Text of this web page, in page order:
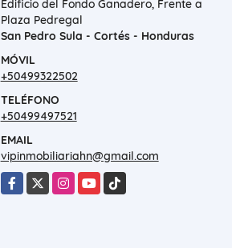
Edificio del Fondo Ganadero, Frente a
Plaza Pedregal
San Pedro Sula - Cortés - Honduras
MÓVIL
+50499322502
TELÉFONO
+50499497521
EMAIL
vipinmobiliariahn@gmail.com
Facebook
X InstagramYouTubeTikTok